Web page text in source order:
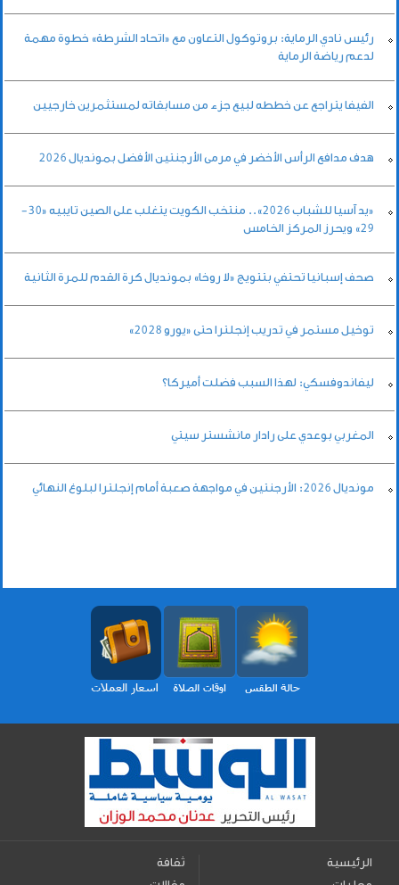
رئيس نادي الرماية: بروتوكول التعاون مع «اتحاد الشرطة» خطوة مهمة
لدعم رياضة الرماية
الفيفا يتراجع عن خططه لبيع جزء من مسابقاته لمستثمرين خارجيين
هدف مدافع الرأس الأخضر في مرمى الأرجنتين الأفضل بمونديال 2026
«يد آسيا للشباب 2026».. منتخب الكويت يتغلب على الصين تايبيه «30-
29» ويحرز المركز الخامس
صحف إسبانيا تحتفي بتتويج «لا روخا» بمونديال كرة القدم للمرة الثانية
توخيل مستمر في تدريب إنجلترا حتى «يورو 2028»
ليفاندوفسكي: لهذا السبب فضلت أميركا؟
المغربي بوعدي على رادار مانشستر سيتي
مونديال 2026: الأرجنتين في مواجهة صعبة أمام إنجلترا لبلوغ النهائي
الرئيسية
ثقافة